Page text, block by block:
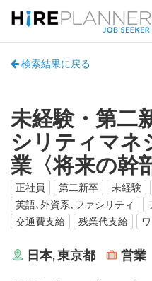
検索結果に戻る
未経験・第二
シリティマネ
業〈将来の幹
正社員 第二新卒 未経験
英語､外資系､ファシリティ
交通費支給
残業代支給
日本, 東京都 営業